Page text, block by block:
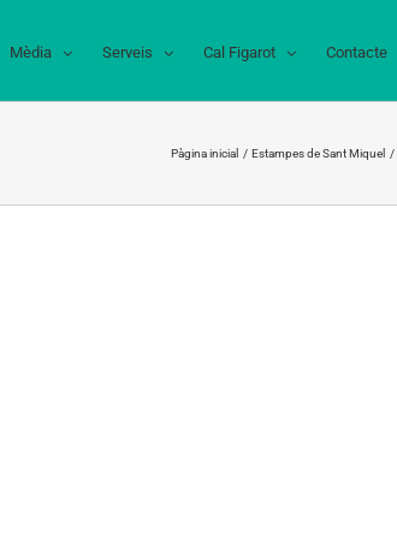
Mèdia Serveis Cal Figarot Contacte
Pàgina inicial Estampes de Sant Miquel